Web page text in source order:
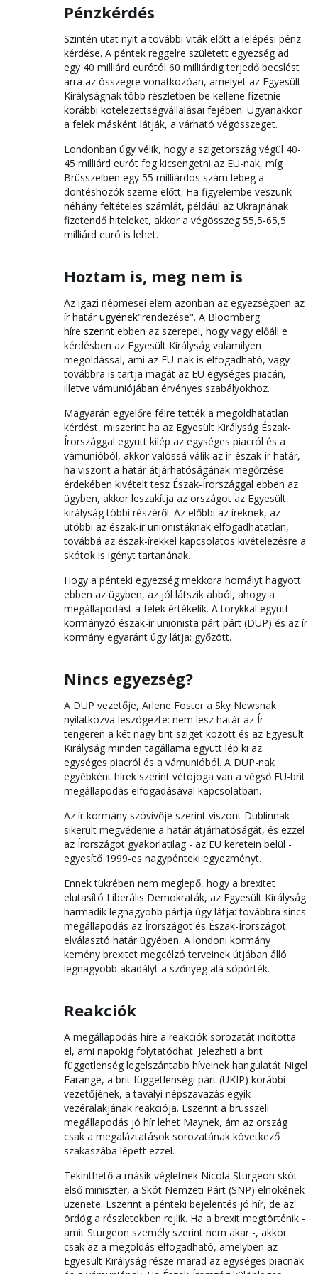
Pénzkérdés
Szintén utat nyit a további viták előtt a lelépési pénz
kérdése. A péntek reggelre született egyezség ad
egy 40 milliárd eurótól 60 milliárdig terjedő becslést
arra az összegre vonatkozóan, amelyet az Egyesült
Királyságnak több részletben be kellene fizetnie
korábbi kötelezettségvállalásai fejében. Ugyanakkor
a felek másként látják, a várható végösszeget.
Londonban úgy vélik, hogy a szigetország végül 40-
45 milliárd eurót fog kicsengetni az EU-nak, míg
Brüsszelben egy 55 milliárdos szám lebeg a
döntéshozók szeme előtt. Ha figyelembe veszünk
néhány feltételes számlát, például az Ukrajnának
fizetendő hiteleket, akkor a végösszeg 55,5-65,5
milliárd euró is lehet.
Hoztam is, meg nem is
Az igazi népmesei elem azonban az egyezségben az
ír határ ügyének"rendezése". A Bloomberg
híre szerint ebben az szerepel, hogy vagy előáll e
kérdésben az Egyesült Királyság valamilyen
megoldással, ami az EU-nak is elfogadható, vagy
továbbra is tartja magát az EU egységes piacán,
illetve vámuniójában érvényes szabályokhoz.
Magyarán egyelőre félre tették a megoldhatatlan
kérdést, miszerint ha az Egyesült Királyság Észak-
Írországgal együtt kilép az egységes piacról és a
vámunióból, akkor valóssá válik az ír-észak-ír határ,
ha viszont a határ átjárhatóságának megőrzése
érdekében kivételt tesz Észak-Írországgal ebben az
ügyben, akkor leszakítja az országot az Egyesült
királyság többi részéről. Az előbbi az íreknek, az
utóbbi az észak-ír unionistáknak elfogadhatatlan,
továbbá az észak-írekkel kapcsolatos kivételezésre a
skótok is igényt tartanának.
Hogy a pénteki egyezség mekkora homályt hagyott
ebben az ügyben, az jól látszik abból, ahogy a
megállapodást a felek értékelik. A torykkal együtt
kormányzó észak-ír unionista párt párt (DUP) és az ír
kormány egyaránt úgy látja: győzött.
Nincs egyezség?
A DUP vezetője, Arlene Foster a Sky Newsnak
nyilatkozva leszögezte: nem lesz határ az Ír-
tengeren a két nagy brit sziget között és az Egyesült
Királyság minden tagállama együtt lép ki az
egységes piacról és a vámunióból. A DUP-nak
egyébként hírek szerint vétójoga van a végső EU-brit
megállapodás elfogadásával kapcsolatban.
Az ír kormány szóvivője szerint viszont Dublinnak
sikerült megvédenie a határ átjárhatóságát, és ezzel
az Írországot gyakorlatilag - az EU keretein belül -
egyesítő 1999-es nagypénteki egyezményt.
Ennek tükrében nem meglepő, hogy a brexitet
elutasító Liberális Demokraták, az Egyesült Királyság
harmadik legnagyobb pártja úgy látja: továbbra sincs
megállapodás az Írországot és Észak-Írországot
elválasztó határ ügyében. A londoni kormány
kemény brexitet megcélzó terveinek útjában álló
legnagyobb akadályt a szőnyeg alá söpörték.
Reakciók
A megállapodás híre a reakciók sorozatát indította
el, ami napokig folytatódhat. Jelezheti a brit
függetlenség legelszántabb híveinek hangulatát Nigel
Farange, a brit függetlenségi párt (UKIP) korábbi
vezetőjének, a tavalyi népszavazás egyik
vezéralakjának reakciója. Eszerint a brüsszeli
megállapodás jó hír lehet Maynek, ám az ország
csak a megaláztatások sorozatának következő
szakaszába lépett ezzel.
Tekinthető a másik végletnek Nicola Sturgeon skót
első miniszter, a Skót Nemzeti Párt (SNP) elnökének
üzenete. Eszerint a pénteki bejelentés jó hír, de az
ördög a részletekben rejlik. Ha a brexit megtörténik -
amit Sturgeon személy szerint nem akar -, akkor
csak az a megoldás elfogadható, amelyben az
Egyesült Királyság része marad az egységes piacnak